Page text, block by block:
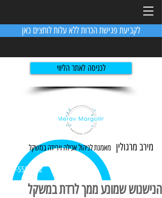
לקביעת פגישת הכרות ללא עלות לוחצים כאן
לכניסה לאתר הליווי
מירב מרגולין מאמנת לניהול אכילה וירידהבמשקל
054-5551982
הנישנוש שמונע ממך לרדת במשקל